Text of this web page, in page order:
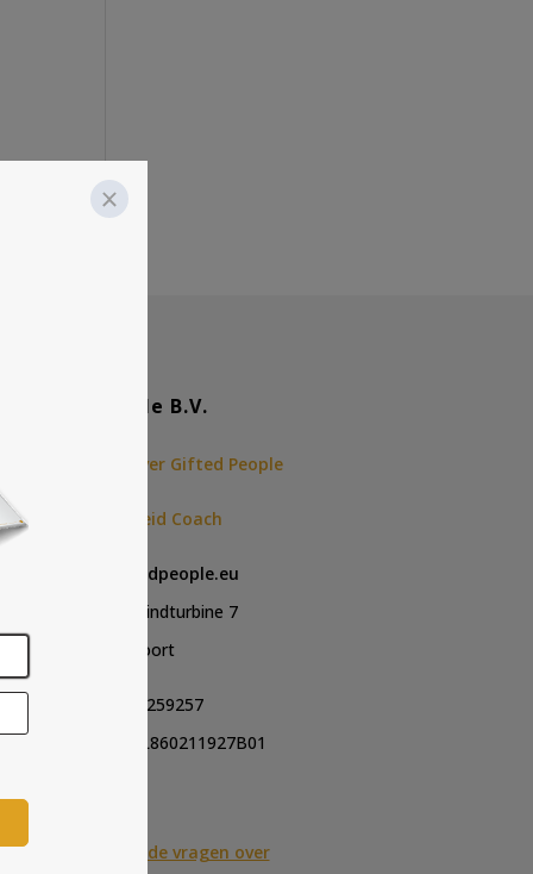
Gifted People B.V.
Ontdek meer over Gifted People
Hoogbegaafdheid Coach
info@giftedpeople.eu
Postadres: De Windturbine 7
3815 KP Amersfoort
KVK-nummer: 75259257
Btw-nummer: NL860211927B01
Contact
FAQ: Veel gestelde vragen over